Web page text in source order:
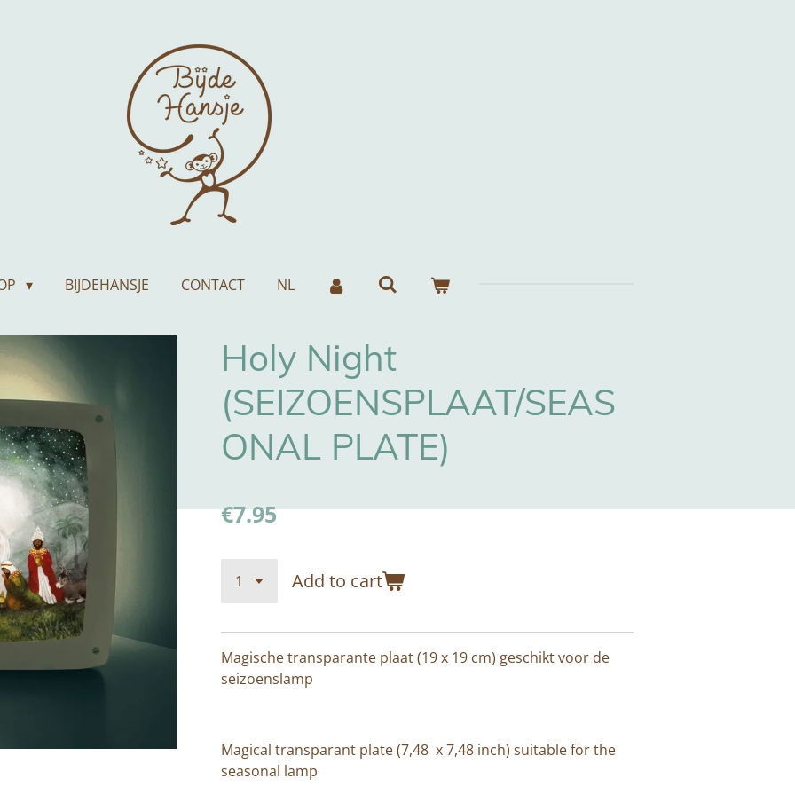
BIJDEHANSJE CONTACT NL
Holy Night
(SEIZOENSPLAAT/SEAS
ONAL PLATE)
€7.95
Add to cart
Magische transparante plaat (19 x 19 cm) geschikt voor de
seizoenslamp
Magical transparant plate (7,48 x 7,48 inch) suitable for the
seasonal lamp